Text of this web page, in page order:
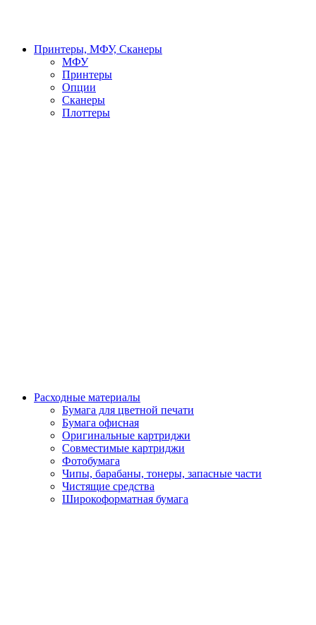
Принтеры, МФУ, Сканеры
МФУ
Принтеры
Опции
Сканеры
Плоттеры
Расходные материалы
Бумага для цветной печати
Бумага офисная
Оригинальные картриджи
Совместимые картриджи
Фотобумага
Чипы, барабаны, тонеры, запасные части
Чистящие средства
Широкоформатная бумага